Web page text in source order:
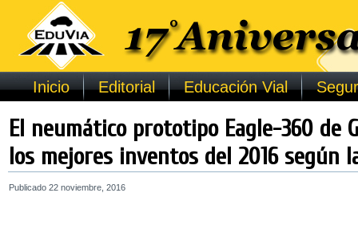
Inicio Editorial Educación Vial
El neumático prototipo Eagle-360 de
los mejores inventos del 2016 según
Publicado 22 noviembre, 2016